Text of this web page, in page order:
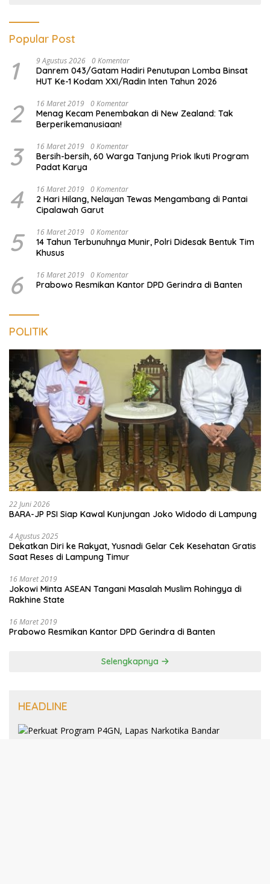
Popular Post
1 9 Agustus 2026 0 Komentar
Danrem 043/Gatam Hadiri Penutupan Lomba Binsat
HUT Ke-1 Kodam XXI/Radin Inten Tahun 2026
2 16 Maret 2019 0 Komentar
Menag Kecam Penembakan di New Zealand: Tak
Berperikemanusiaan!
3 16 Maret 2019 0 Komentar
Bersih-bersih, 60 Warga Tanjung Priok Ikuti Program
Padat Karya
4 16 Maret 2019 0 Komentar
2 Hari Hilang, Nelayan Tewas Mengambang di Pantai
Cipalawah Garut
5 16 Maret 2019 0 Komentar
14 Tahun Terbunuhnya Munir, Polri Didesak Bentuk Tim
Khusus
6 16 Maret 2019 0 Komentar
Prabowo Resmikan Kantor DPD Gerindra di Banten
POLITIK
22 Juni 2026
BARA-JP PSI Siap Kawal Kunjungan Joko Widodo di Lampung
4 Agustus 2025
Dekatkan Diri ke Rakyat, Yusnadi Gelar Cek Kesehatan Gratis
Saat Reses di Lampung Timur
16 Maret 2019
Jokowi Minta ASEAN Tangani Masalah Muslim Rohingya di
Rakhine State
16 Maret 2019
Prabowo Resmikan Kantor DPD Gerindra di Banten
Selengkapnya
HEADLINE